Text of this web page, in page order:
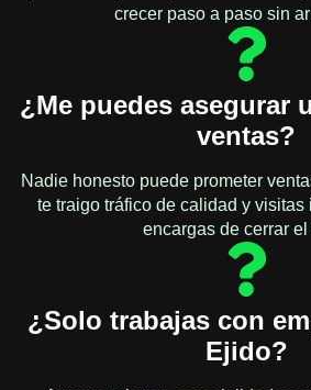
crecer paso a paso sin
¿Me puedes asegurar
ventas?
Nadie honesto puede prometer
te traigo tráfico de calidad y visitas
encargas de cerrar el
¿Solo trabajas con
Ejido?